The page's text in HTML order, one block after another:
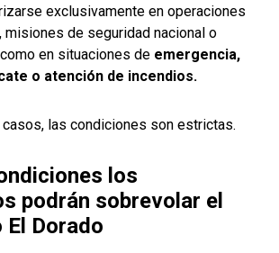
exclusivamente en operaciones
misiones de seguridad nacional o
en situaciones de emergencia,
o atención de incendios.
las condiciones son estrictas.
los
podrán sobrevolar el
Dorado